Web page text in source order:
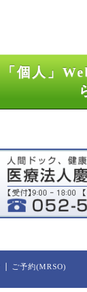
「個人」
ご予約(MRSO)